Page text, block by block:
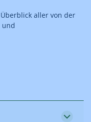
aller von der
und